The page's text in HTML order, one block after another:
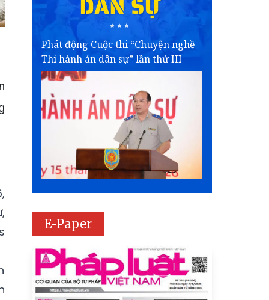
Phát động Cuộc thi “Chuyện nghề
Thi hành án dân sự” lần thứ III
E-Paper